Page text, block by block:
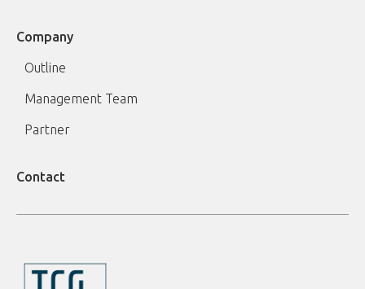
Company
Outline
Management Team
Partner
Contact